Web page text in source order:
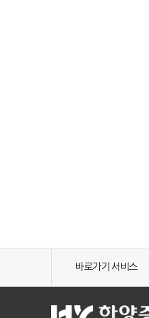
바로가기 서비스